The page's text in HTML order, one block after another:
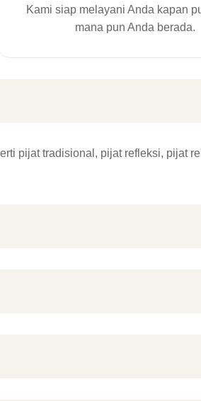
Kami siap melayani Anda kapan
mana pun Anda berada.
pijat tradisional, pijat refleksi, pijat